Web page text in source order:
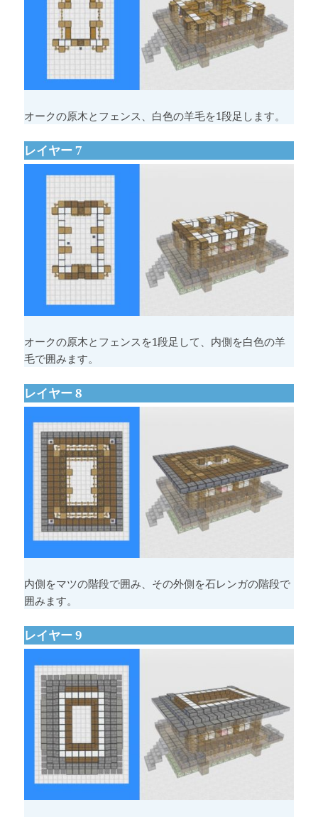
オークの原木とフェンス、白色の羊毛を1段足します。
レイヤー 7
オークの原木とフェンスを1段足して、内側を白色の羊
毛で囲みます。
レイヤー 8
内側をマツの階段で囲み、その外側を石レンガの階段で
囲みます。
レイヤー 9